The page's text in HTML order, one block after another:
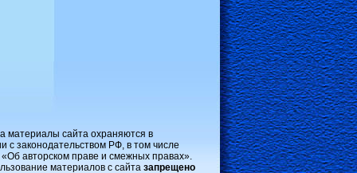
материалы сайта охраняются в
с законодательством РФ, в том числе
авторском праве и смежных правах».
материалов с сайта запрещено